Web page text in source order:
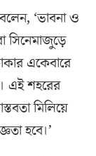
‘ভাবনা ও
সিনেমাজুড়ে
একেবারে
এই শহরের
মিলিয়ে
হবে।’